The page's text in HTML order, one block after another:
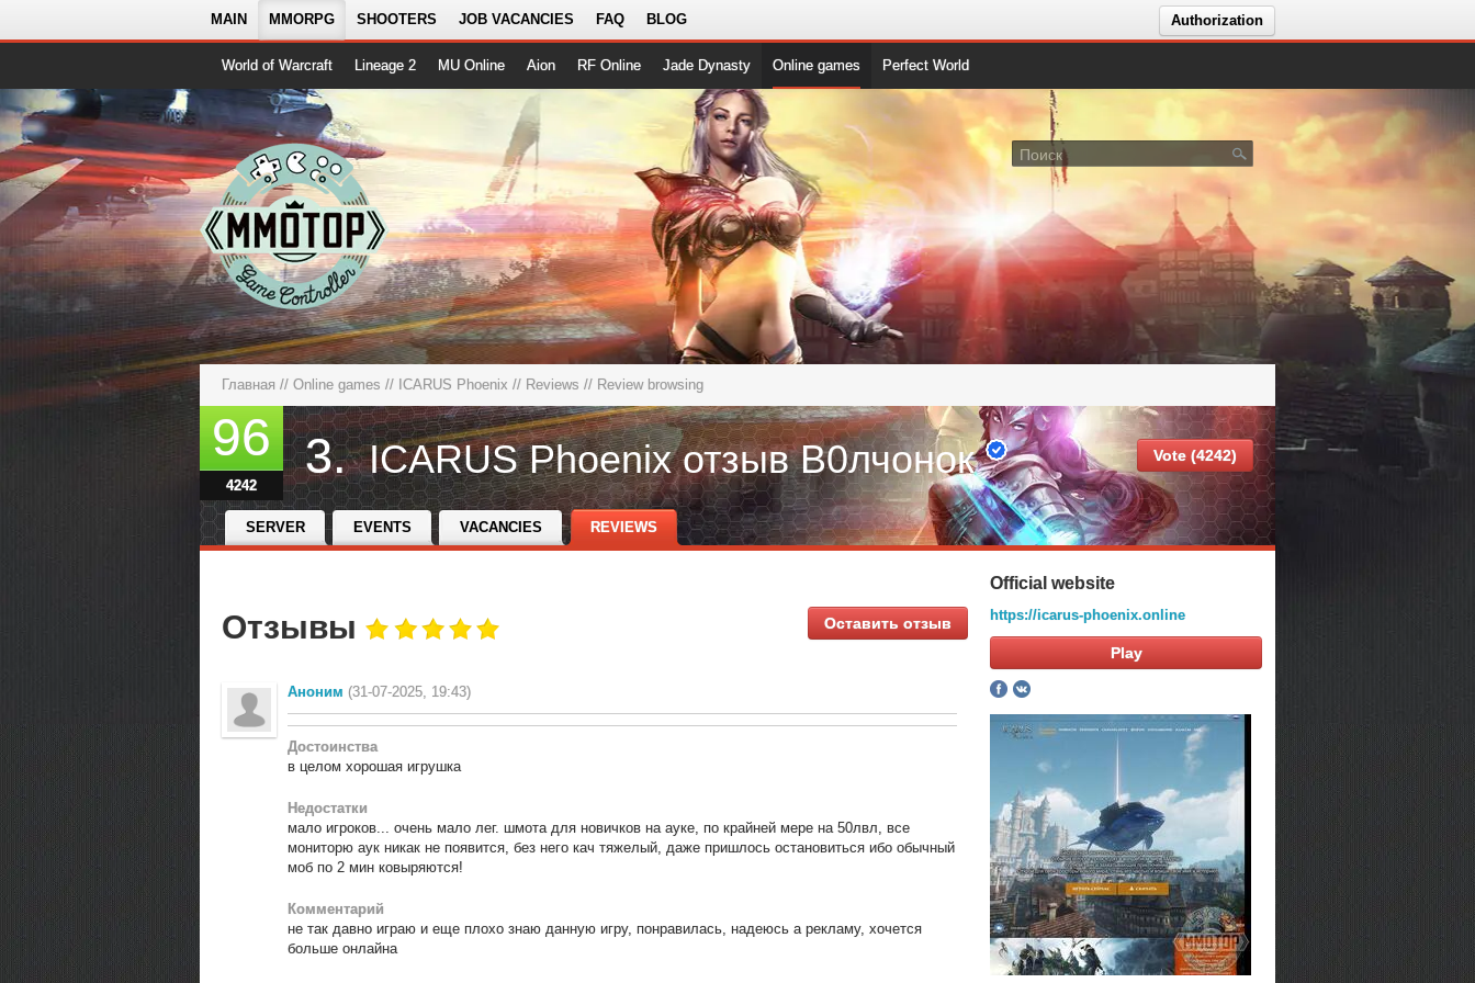
MAIN MMORPG SHOOTERS JOB VACANCIES FAQ BLOG Authorization
World of Warcraft Lineage 2 MU Online Aion RF Online Jade Dynasty Online games Perfect World
Главная // Online games // ICARUS Phoenix // Reviews // Review browsing
96
4242
3. ICARUS Phoenix отзыв В0лчонок Vote (4242)
SERVER EVENTS VACANCIES REVIEWS
Отзывы Оставить отзыв
Аноним (31-07-2025, 19:43)
Достоинства
в целом хорошая игрушка
Недостатки
мало игроков... очень мало лег. шмота для новичков на ауке, по крайней мере на 50лвл, все
мониторю аук никак не появится, без него кач тяжелый, даже пришлось остановиться ибо обычный
моб по 2 мин ковыряются!
Комментарий
не так давно играю и еще плохо знаю данную игру, понравилась, надеюсь а рекламу, хочется
больше онлайна
Official website
https://icarus-phoenix.online
Play